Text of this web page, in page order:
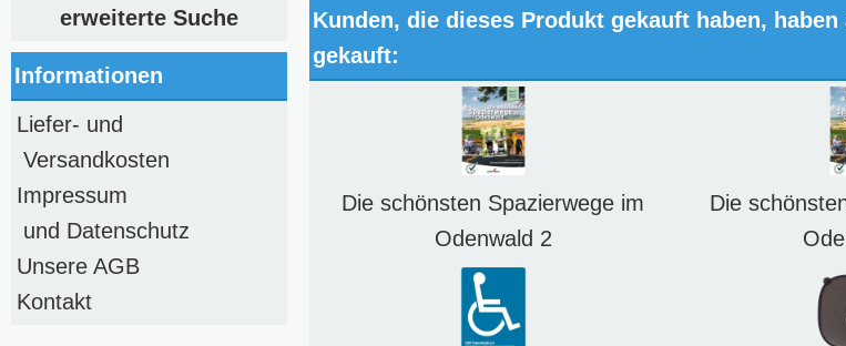
Kunden, die dieses Produkt gekauft haben,
gekauft:
Die schönsten Spazierwege im
Odenwald 2
Die
erweiterte Suche
Informationen
Liefer- und
Versandkosten
Impressum
und Datenschutz
Unsere AGB
Kontakt